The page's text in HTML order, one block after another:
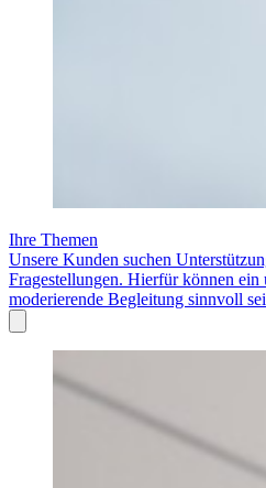
Ihre Themen
Unsere Kunden suchen
Fragestellungen. Hierfür können ein
moderierende Begleitung sinnvoll